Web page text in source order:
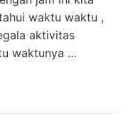
waktu waktu ,
aktivitas
waktunya …